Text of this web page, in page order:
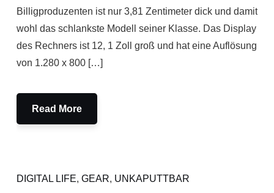
Billigproduzenten ist nur 3,81 Zentimeter dick und damit
wohl das schlankste Modell seiner Klasse. Das Display
des Rechners ist 12, 1 Zoll groß und hat eine Auflösung
von 1.280 x 800 […]
Read More
DIGITAL LIFE, GEAR, UNKAPUTTBAR